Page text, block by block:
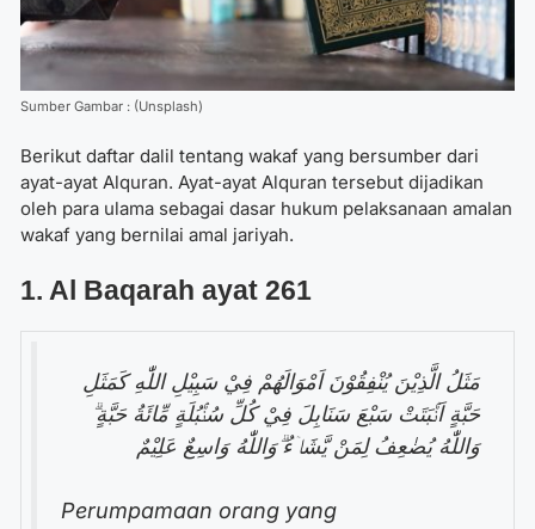
Sumber Gambar : (Unsplash)
Berikut daftar dalil tentang wakaf yang bersumber dari
ayat-ayat Alquran. Ayat-ayat Alquran tersebut dijadikan
oleh para ulama sebagai dasar hukum pelaksanaan amalan
wakaf yang bernilai amal jariyah.
1. Al Baqarah ayat 261
مَثَلُ الَّذِيْنَ يُنْفِقُوْنَ اَمْوَالَهُمْ فِيْ سَبِيْلِ اللّٰهِ كَمَثَلِ
حَبَّةٍ اَنْۢبَتَتْ سَبْعَ سَنَابِلَ فِيْ كُلِّ سُنْۢبُلَةٍ مِّائَةُ حَبَّةٍ ۗ
وَاللّٰهُ يُضٰعِفُ لِمَنْ يَّشَاۤءُ ۗوَاللّٰهُ وَاسِعٌ عَلِيْم
Perumpamaan orang yang